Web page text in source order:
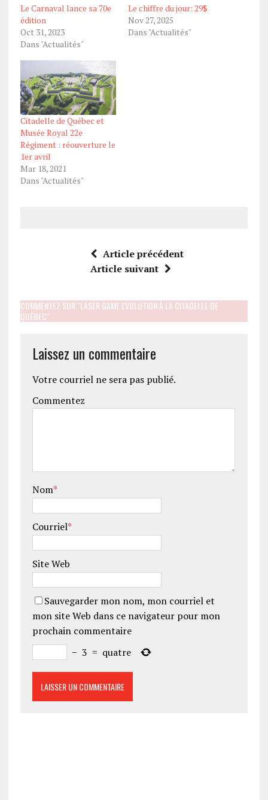
Le Carnaval lance sa 70e
édition
Oct 31, 2023
Dans "Actualités"
Le chiffre du jour: 29$
Nov 27, 2025
Dans "Actualités"
Citadelle de Québec et
Musée Royal 22e
Régiment : réouverture le
1er avril
Mar 18, 2021
Dans "Actualités"
Article précédent
Article suivant
COMMENTEZ SUR "LASER GAME EVOLUTION À LA CITADELLE DE
QUÉBEC"
Laissez un commentaire
Votre courriel ne sera pas publié.
Commentez
Nom*
Courriel*
Site Web
Sauvegarder mon nom, mon courriel et
mon site Web dans ce navigateur pour mon
prochain commentaire
− 3 = quatre